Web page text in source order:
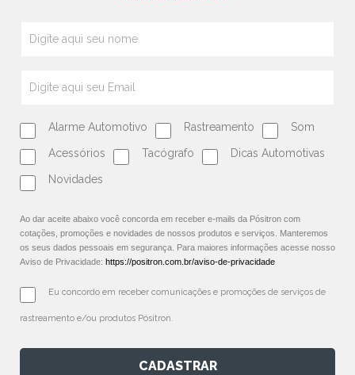
Alarme Automotivo Rastreamento Som
Acessórios Tacógrafo Dicas Automotivas
Novidades
Ao dar aceite abaixo você concorda em receber e-mails da Pósitron com
cotações, promoções e novidades de nossos produtos e serviços. Manteremos
os seus dados pessoais em segurança. Para maiores informações acesse nosso
Aviso de Privacidade: https://positron.com.br/aviso-de-privacidade
Eu concordo em receber comunicações e promoções de serviços de
rastreamento e/ou produtos Pósitron.
CADASTRAR